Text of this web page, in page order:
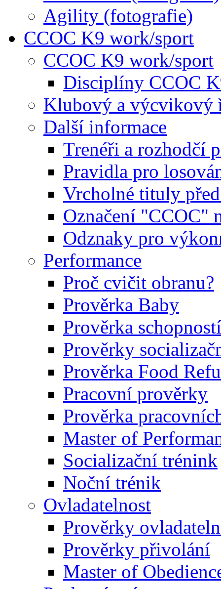
Agility (fotografie)
CCOC K9 work/sport
CCOC K9 work/sport
Disciplíny CCOC
Klubový a výcvikový
Další informace
Trenéři a rozhodčí
Pravidla pro
Vrcholné tituly
Označení "CCOC"
Odznaky pro
Performance
Proč cvičit obranu?
Prověrka Baby
Prověrka
Prověrky
Prověrka Food
Pracovní prověrky
Prověrka
Master of
Socializační trénink
Noční trénik
Ovladatelnost
Prověrky
Prověrky přivolání
Master of